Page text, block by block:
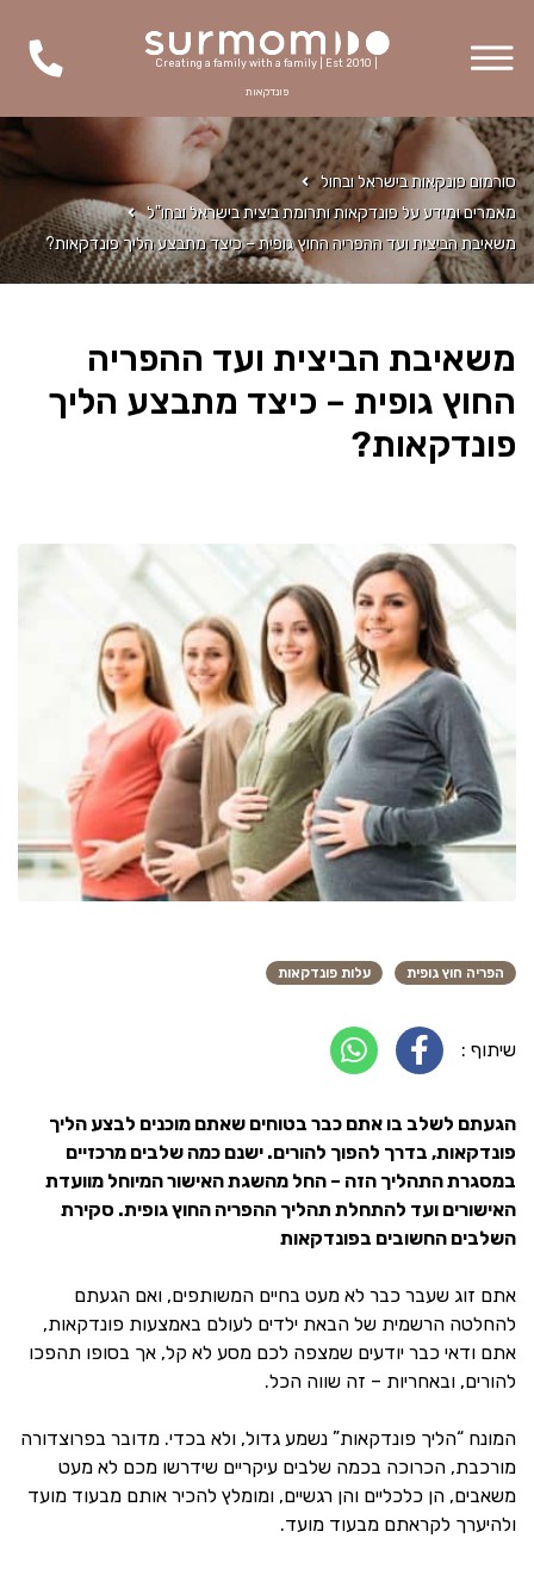
Creating a family with a family | Est 2010 |
פונדקאות
סורמום פונקאות בישראל ובחול
מאמרים ומידע על פונדקאות ותרומת ביצית בישראל ובחו"ל
משאיבת הביצית ועד ההפריה החוץ גופית – כיצד מתבצע הליך פונדקאות?
משאיבת הביצית ועד ההפריה
החוץ גופית – כיצד מתבצע הליך
פונדקאות?
הפריה חוץ גופית עלות פונדקאות
שיתוף :
הגעתם לשלב בו אתם כבר בטוחים שאתם מוכנים לבצע הליך
פונדקאות, בדרך להפוך להורים. ישנם כמה שלבים מרכזיים
במסגרת התהליך הזה – החל מהשגת האישור המיוחל מוועדת
האישורים ועד להתחלת תהליך ההפריה החוץ גופית. סקירת
השלבים החשובים בפונדקאות
אתם זוג שעבר כבר לא מעט בחיים המשותפים, ואם הגעתם
להחלטה הרשמית של הבאת ילדים לעולם באמצעות פונדקאות,
אתם ודאי כבר יודעים שמצפה לכם מסע לא קל, אך בסופו תהפכו
להורים, ובאחריות – זה שווה הכל.
המונח “הליך פונדקאות” נשמע גדול, ולא בכדי. מדובר בפרוצדורה
מורכבת, הכרוכה בכמה שלבים עיקריים שידרשו מכם לא מעט
משאבים, הן כלכליים והן רגשיים, ומומלץ להכיר אותם מבעוד מועד
ולהיערך לקראתם מבעוד מועד.